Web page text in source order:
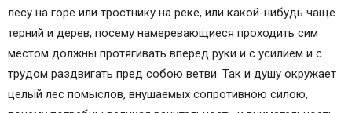
лесу на горе или тростнику на реке, или какой-нибудь чаще
терний и дерев, посему намеревающиеся проходить сим
местом должны протягивать вперед руки и с усилием и с
трудом раздвигать пред собою ветви. Так и душу окружает
целый лес помыслов, внушаемых сопротивною силою,